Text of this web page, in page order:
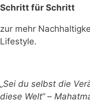
Schritt für Schritt
zur mehr
Lifestyle.
„Sei du selbst die
diese Welt“ –